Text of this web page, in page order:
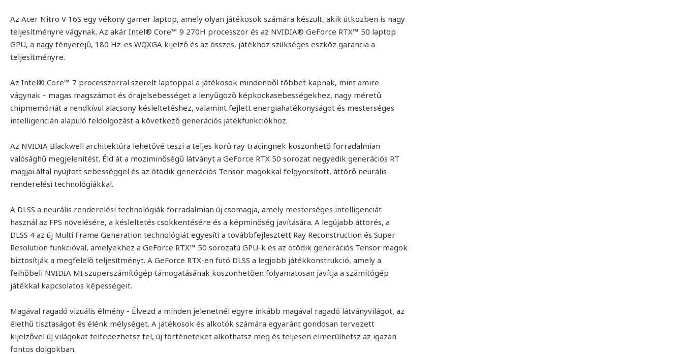
Az Acer Nitro V 16S egy vékony gamer laptop, amely olyan játékosok számára készült, akik útközben is nagy
teljesítményre vágynak. Az akár Intel® Core™ 9 270H processzor és az NVIDIA® GeForce RTX™ 50 laptop
GPU, a nagy fényerejű, 180 Hz-es WQXGA kijelző és az összes, játékhoz szükséges eszköz garancia a
teljesítményre.
Az Intel® Core™ 7 processzorral szerelt laptoppal a játékosok mindenből többet kapnak, mint amire
vágynak – magas magszámot és órajelsebességet a lenyűgöző képkockasebességekhez, nagy méretű
chipmemóriát a rendkívül alacsony késleltetéshez, valamint fejlett energiahatékonyságot és mesterséges
intelligencián alapuló feldolgozást a következő generációs játékfunkciókhoz.
Az NVIDIA Blackwell architektúra lehetővé teszi a teljes körű ray tracingnek köszönhető forradalmian
valósághű megjelenítést. Éld át a moziminőségű látványt a GeForce RTX 50 sorozat negyedik generációs RT
magjai által nyújtott sebességgel és az ötödik generációs Tensor magokkal felgyorsított, áttörő neurális
renderelési technológiákkal.
A DLSS a neurális renderelési technológiák forradalmian új csomagja, amely mesterséges intelligenciát
használ az FPS növelésére, a késleltetés csökkentésére és a képminőség javítására. A legújabb áttörés, a
DLSS 4 az új Multi Frame Generation technológiát egyesíti a továbbfejlesztett Ray Reconstruction és Super
Resolution funkcióval, amelyekhez a GeForce RTX™ 50 sorozatú GPU-k és az ötödik generációs Tensor magok
biztosítják a megfelelő teljesítményt. A GeForce RTX-en futó DLSS a legjobb játékkonstrukció, amely a
felhőbeli NVIDIA MI szuperszámítógép támogatásának köszönhetően folyamatosan javítja a számítógép
játékkal kapcsolatos képességeit.
Magával ragadó vizuális élmény - Élvezd a minden jelenetnél egyre inkább magával ragadó látványvilágot, az
élethű tisztaságot és élénk mélységet. A játékosok és alkotók számára egyaránt gondosan tervezett
kijelzővel új világokat felfedezhetsz fel, új történeteket alkothatsz meg és teljesen elmerülhetsz az igazán
fontos dolgokban.